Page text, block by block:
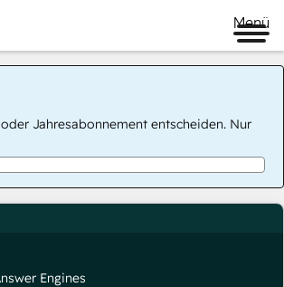
Menü
Jahresabonnement entscheiden. Nur
Engines